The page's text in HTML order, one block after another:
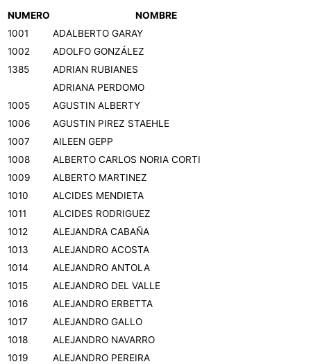
NUMERO
NOMBRE
1001
ADALBERTO GARAY
1002
ADOLFO GONZÁLEZ
1385
ADRIAN RUBIANES
ADRIANA PERDOMO
1005
AGUSTIN ALBERTY
1006
AGUSTIN PIREZ STAEHLE
1007
AILEEN GEPP
1008
ALBERTO CARLOS NORIA CORTI
1009
ALBERTO MARTINEZ
1010
ALCIDES MENDIETA
1011
ALCIDES RODRIGUEZ
1012
ALEJANDRA CABAÑA
1013
ALEJANDRO ACOSTA
1014
ALEJANDRO ANTOLA
1015
ALEJANDRO DEL VALLE
1016
ALEJANDRO ERBETTA
1017
ALEJANDRO GALLO
1018
ALEJANDRO NAVARRO
1019
ALEJANDRO PEREIRA